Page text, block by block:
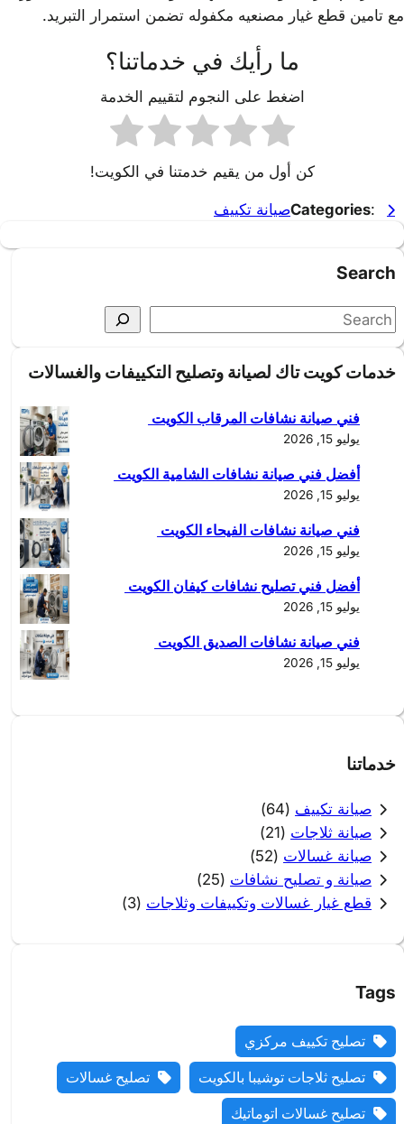
مع تامين قطع غيار مصنعيه مكفوله تضمن استمرار التبريد.
ما رأيك في خدماتنا؟
اضغط على النجوم لتقييم الخدمة
كن أول من يقيم خدمتنا في الكويت!
Categories: صيانة تكييف
Search
S
a
خدمات كويت تاك لصيانة وتصليح التكييفات والغسالات
فني صيانة نشافات المرقاب الكويت
يوليو 15, 2026
أفضل فني صيانة نشافات الشامية الكويت
يوليو 15, 2026
فني صيانة نشافات الفيحاء الكويت
يوليو 15, 2026
أفضل فني تصليح نشافات كيفان الكويت
يوليو 15, 2026
فني صيانة نشافات الصديق الكويت
يوليو 15, 2026
خدماتنا
صيانة تكييف (64)
صيانة ثلاجات (21)
صيانة غسالات (52)
صيانة و تصليح نشافات (25)
قطع غيار غسالات وتكييفات وثلاجات (3)
Tags
تصليح تكييف مركزي
تصليح ثلاجات توشيبا بالكويت
تصليح غسالات
تصليح غسالات اتوماتيك